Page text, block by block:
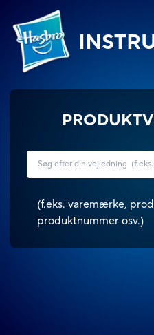
(f.eks. varemærke,
produktnummer osv.)